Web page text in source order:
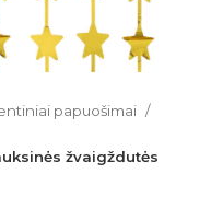
papuošimai
žvaigždutės